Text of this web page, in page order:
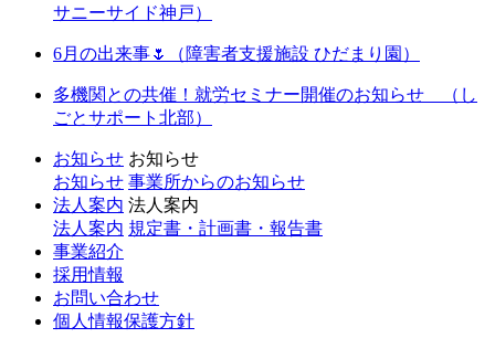
サニーサイド神戸）
6月の出来事🌷（障害者支援施設 ひだまり園）
多機関との共催！就労セミナー開催のお知らせ （し
ごとサポート北部）
お知らせ お知らせ
お知らせ 事業所からのお知らせ
法人案内 法人案内
法人案内 規定書・計画書・報告書
事業紹介
採用情報
お問い合わせ
個人情報保護方針